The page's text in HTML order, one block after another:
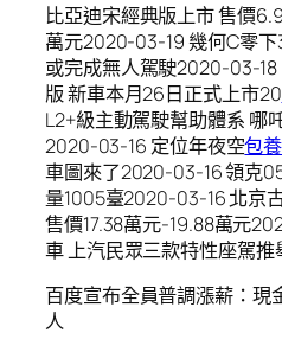
比亞迪宋經典版上市 售價
萬元2020-03-19 ​幾何C零
或完成無人駕駛2020-03-
版 新車本月26日正式上市20
L2+級主動駕駛幫助體系 哪
2020-03-16 定位年夜空包
車圖來了2020-03-16 領克
量1005臺2020-03-16 北京
售價17.38萬元-19.88萬元
車 上汽民眾三款特性座駕
百度宣布全員普調漲薪：現
人